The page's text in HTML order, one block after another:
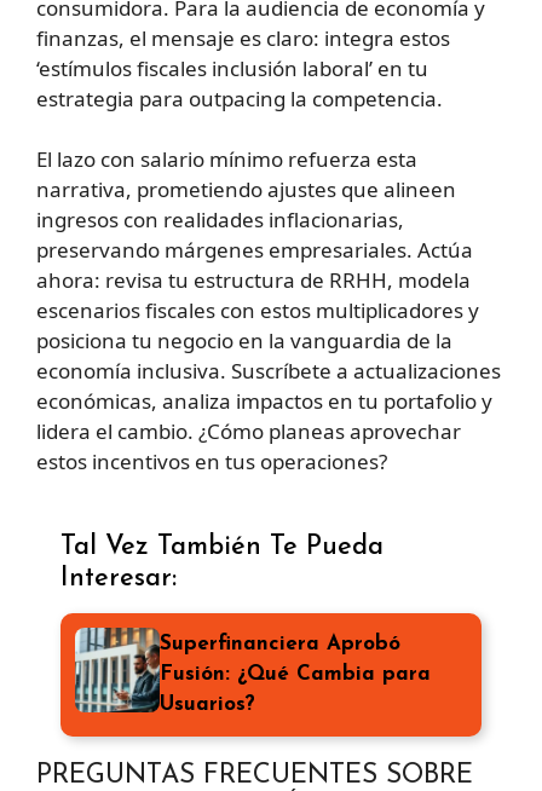
consumidora. Para la audiencia de economía y
finanzas, el mensaje es claro: integra estos
‘estímulos fiscales inclusión laboral’ en tu
estrategia para outpacing la competencia.
El lazo con salario mínimo refuerza esta
narrativa, prometiendo ajustes que alineen
ingresos con realidades inflacionarias,
preservando márgenes empresariales. Actúa
ahora: revisa tu estructura de RRHH, modela
escenarios fiscales con estos multiplicadores y
posiciona tu negocio en la vanguardia de la
economía inclusiva. Suscríbete a actualizaciones
económicas, analiza impactos en tu portafolio y
lidera el cambio. ¿Cómo planeas aprovechar
estos incentivos en tus operaciones?
Tal Vez También Te Pueda
Interesar:
Superfinanciera Aprobó
Fusión: ¿Qué Cambia para
Usuarios?
PREGUNTAS FRECUENTES SOBRE